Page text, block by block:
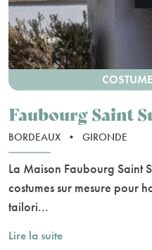
Faubourg Saint
BORDEAUX • GIRONDE
La Maison Faubourg Saint
costumes sur mesure pour
tailori...
Lire la suite